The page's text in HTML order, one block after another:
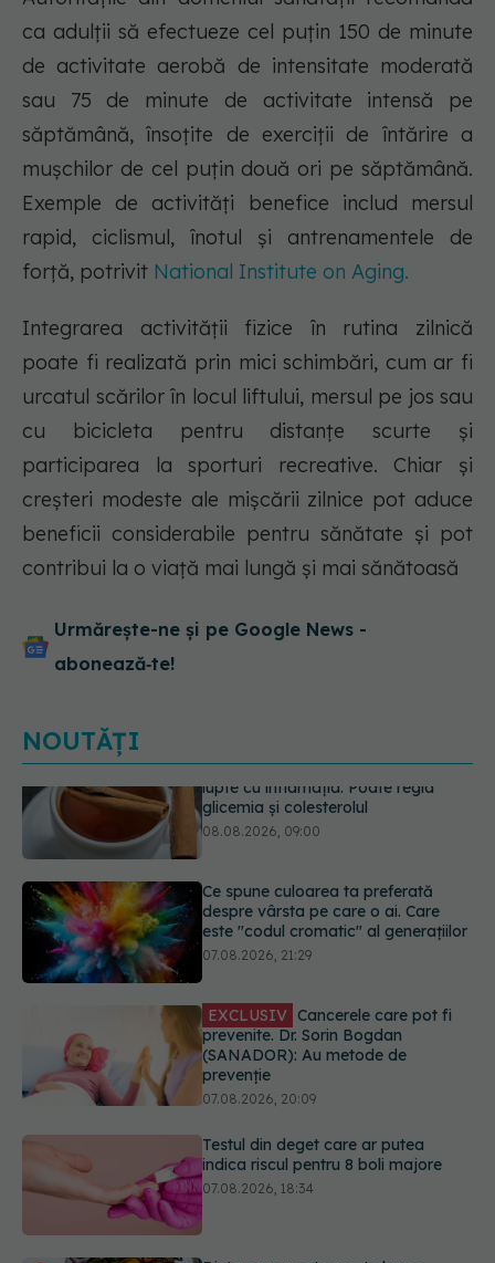
ca adulții să efectueze cel puțin 150 de minute
de activitate aerobă de intensitate moderată
sau 75 de minute de activitate intensă pe
săptămână, însoțite de exerciții de întărire a
mușchilor de cel puțin două ori pe săptămână.
Exemple de activități benefice includ mersul
rapid, ciclismul, înotul și antrenamentele de
forță, potrivit National Institute on Aging.
Integrarea activității fizice în rutina zilnică
poate fi realizată prin mici schimbări, cum ar fi
urcatul scărilor în locul liftului, mersul pe jos sau
cu bicicleta pentru distanțe scurte și
participarea la sporturi recreative. Chiar și
creșteri modeste ale mișcării zilnice pot aduce
beneficii considerabile pentru sănătate și pot
contribui la o viață mai lungă și mai sănătoasă
Urmărește-ne și pe Google News -
abonează‑te!
NOUTĂȚI
Ce spune culoarea ta preferată
despre vârsta pe care o ai. Care
07.08.2026, 21:29
EXCLUSIV Cancerele care pot fi
prevenite. Dr. Sorin Bogdan
prevenție
07.08.2026, 20:09
Testul din deget care ar putea
indica riscul pentru 8 boli majore
Dieta care poate crește brusc